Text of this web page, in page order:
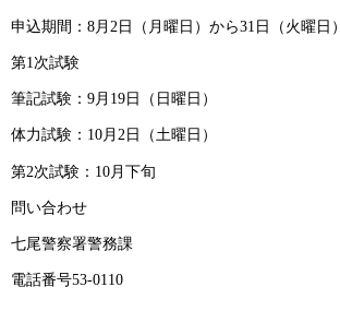
申込期間：8月2日（月曜日）から31日（火曜日）
第1次試験
筆記試験：9月19日（日曜日）
体力試験：10月2日（土曜日）
第2次試験：10月下旬
問い合わせ
七尾警察署警務課
電話番号53-0110